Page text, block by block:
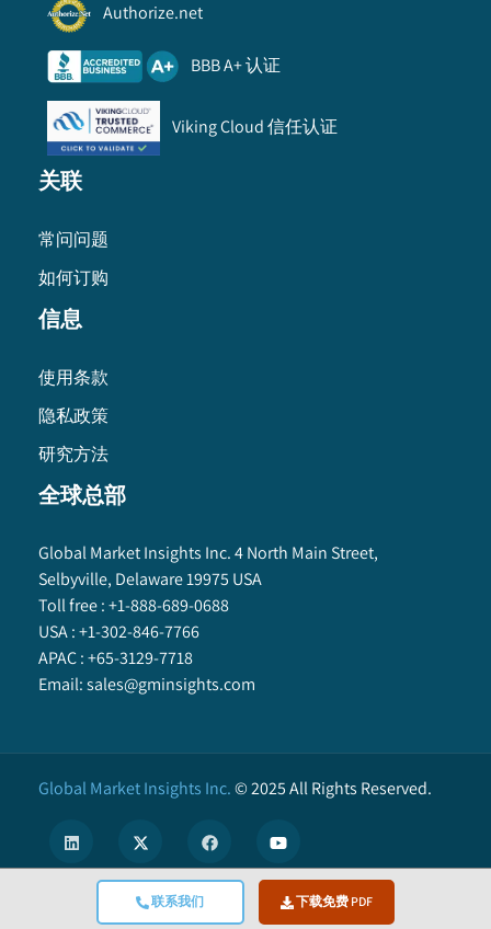
联系我们 下载免费 PDF
Authorize.net
BBB A+ 认证
Viking Cloud 信任认证
关联
常问问题
如何订购
信息
使用条款
隐私政策
研究方法
全球总部
Global Market Insights Inc. 4 North Main Street,
Selbyville, Delaware 19975 USA
Toll free :+1-888-689-0688
USA :+1-302-846-7766
APAC :+65-3129-7718
Email:sales@gminsights.com
Global Market Insights Inc.©2025All Rights Reserved.
We use cookies to enhance user experience. ( Privacy Policy